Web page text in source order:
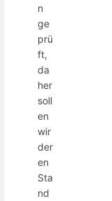
n
ge
prü
ft,
da
her
soll
en
wir
der
en
Sta
nd